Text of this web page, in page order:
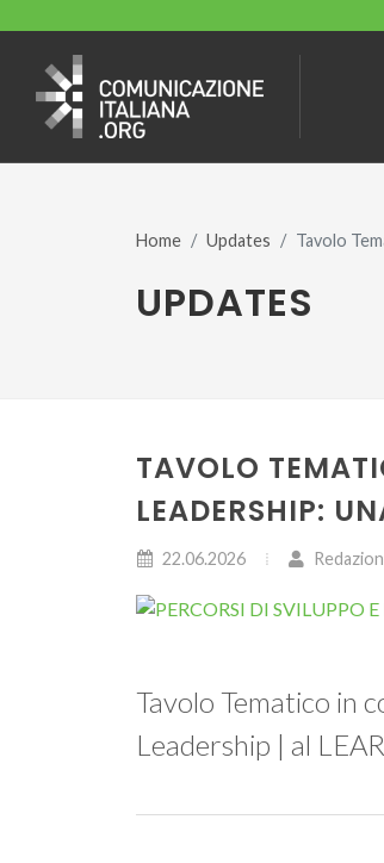
Home Updates Tavolo
UPDATES
TAVOLO
LEADERSHIP:
22.06.2026
Tavolo Tematico in
Leadership | al